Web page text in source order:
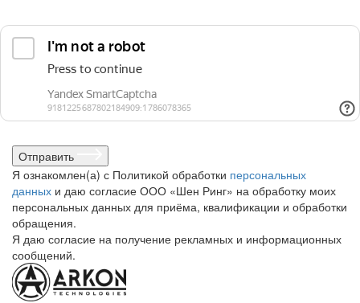
Отправить
Я ознакомлен(а) с Политикой обработки персональных
данных и даю согласие ООО «Шен Ринг» на обработку моих
персональных данных для приёма, квалификации и обработки
обращения.
Я даю согласие на получение рекламных и информационных
сообщений.